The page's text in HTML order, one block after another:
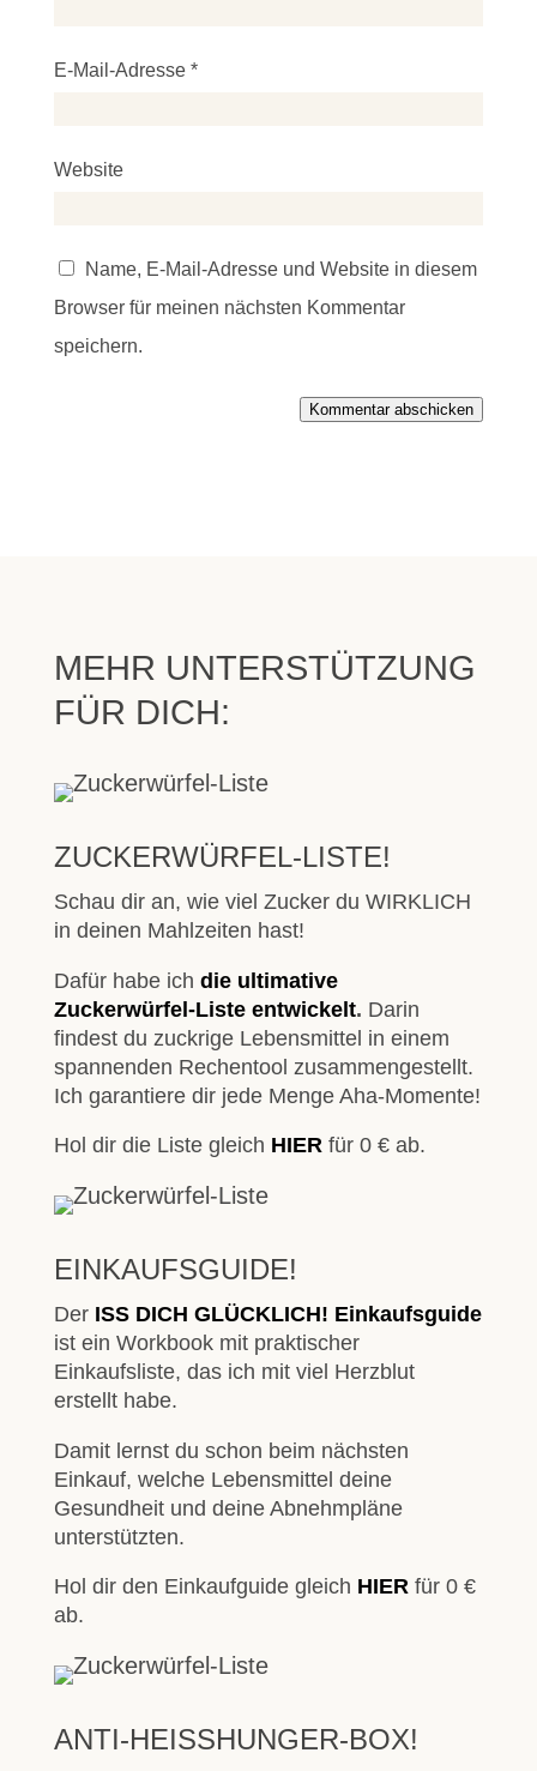
E-Mail-Adresse *
Website
Name, E-Mail-Adresse und Website in diesem
Browser für meinen nächsten Kommentar
speichern.
Kommentar abschicken
MEHR UNTERSTÜTZUNG
FÜR DICH:
ZUCKERWÜRFEL-LISTE!
Schau dir an, wie viel Zucker du WIRKLICH
in deinen Mahlzeiten hast!
Dafür habe ich die ultimative
Zuckerwürfel-Listeentwickelt. Darin
findest du zuckrige Lebensmittel in einem
spannenden Rechentool zusammengestellt.
Ich garantiere dir jede Menge Aha-Momente!
Hol dir die Liste gleich HIERfür 0 € ab.
EINKAUFSGUIDE!
Der ISS DICH GLÜCKLICH! Einkaufsguide
ist ein Workbook mit praktischer
Einkaufsliste, das ich mit viel Herzblut
erstellt habe.
Damit lernst du schon beim nächsten
Einkauf, welche Lebensmittel deine
Gesundheit und deine Abnehmpläne
unterstützten.
Hol dir den Einkaufguide gleich HIERfür 0 €
ab.
ANTI-HEISSHUNGER-BOX!